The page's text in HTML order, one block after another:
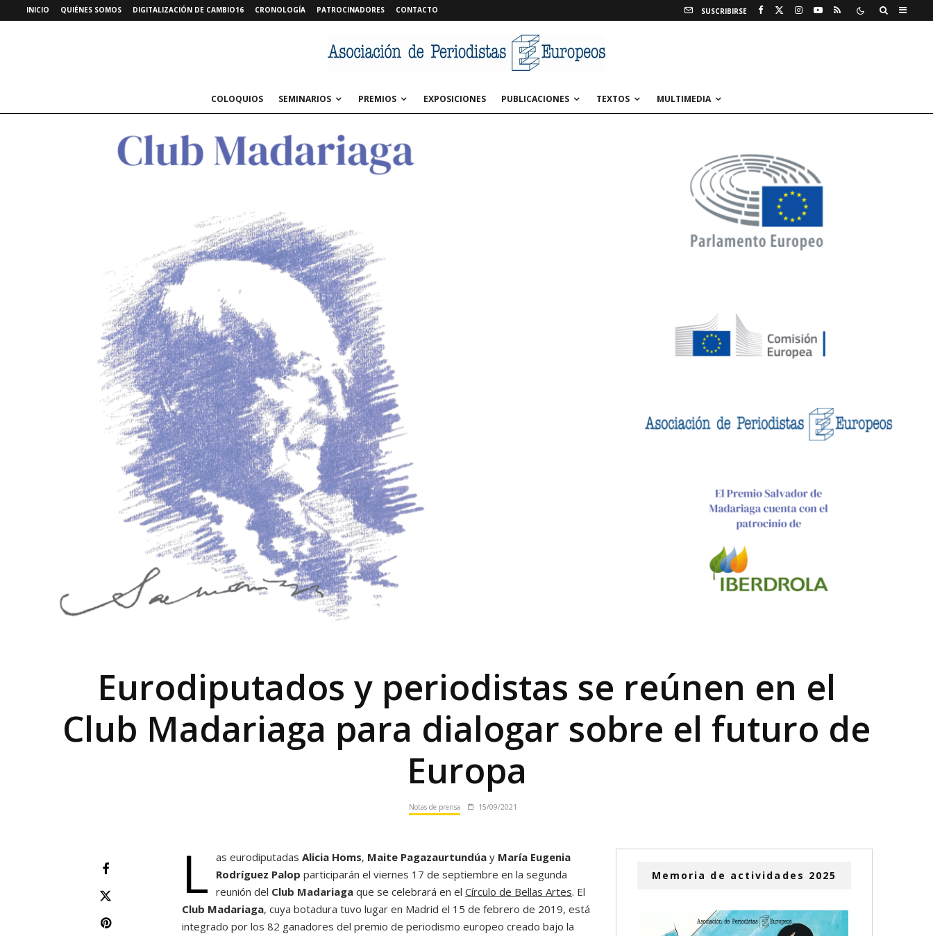
INICIO QUIÉNES SOMOS DIGITALIZACIÓN DE CAMBIO16 CRONOLOGÍA PATROCINADORES CONTACTO SUSCRIBIRSE
COLOQUIOS SEMINARIOS PREMIOS EXPOSICIONES PUBLICACIONES TEXTOS MULTIMEDIA
Eurodiputados y periodistas se reúnen en el
Club Madariaga para dialogar sobre el futuro de
Europa
Notas de prensa 15/09/2021
L as eurodiputadas Alicia Homs, Maite Pagazaurtundúa y María Eugenia
Rodríguez Palop participarán el viernes 17 de septiembre en la segunda
reunión del Club Madariaga que se celebrará en el Círculo de Bellas Artes. El
Club Madariaga, cuya botadura tuvo lugar en Madrid el 15 de febrero de 2019, está
integrado por los 82 ganadores del premio de periodismo europeo creado bajo la
Memoria de actividades 2025